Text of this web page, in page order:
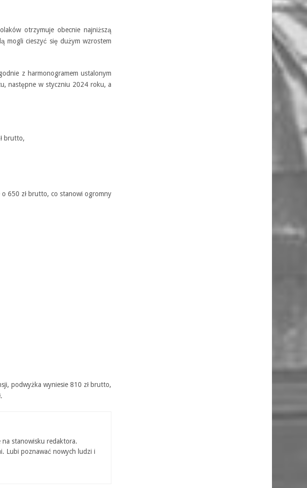
otrzymuje obecnie najniższą
mogli cieszyć się dużym wzrostem
z harmonogramem ustalonym
następne w styczniu 2024 roku, a
brutto,
650 zł brutto, co stanowi ogromny
podwyżka wyniesie 810 zł brutto,
na stanowisku redaktora.
Lubi poznawać nowych ludzi i